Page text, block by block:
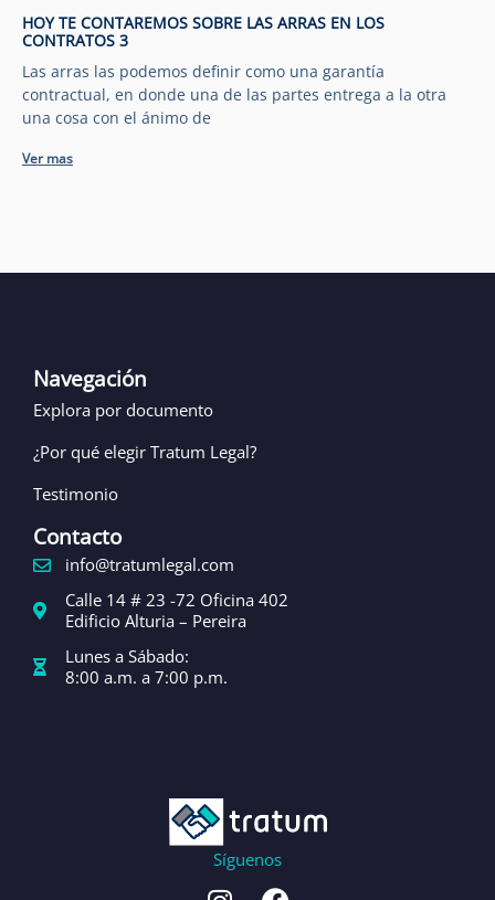
HOY TE CONTAREMOS SOBRE LAS ARRAS EN LOS
CONTRATOS 3
Las arras las podemos definir como una garantía
contractual, en donde una de las partes entrega a la otra
una cosa con el ánimo de
Ver mas
Navegación
Explora por documento
¿Por qué elegir Tratum Legal?
Testimonio
Contacto
info@tratumlegal.com
Calle 14 # 23 -72 Oficina 402
Edificio Alturia – Pereira
Lunes a Sábado:
8:00 a.m. a 7:00 p.m.
Síguenos